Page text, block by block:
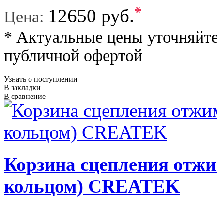
Цена: 12650 руб.*
* Актуальные цены
публичной офертой
Узнать о поступлении
В закладки
В сравнение
Корзина сцепления
кольцом) CREATEK